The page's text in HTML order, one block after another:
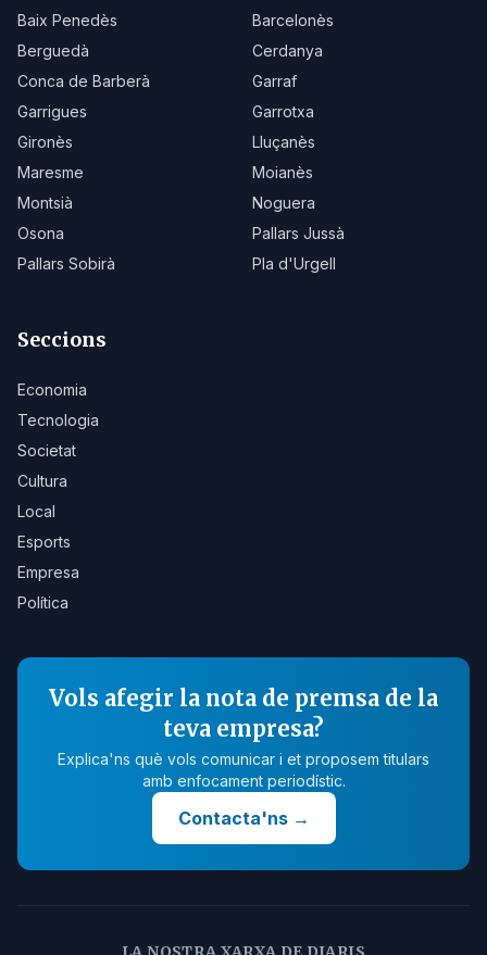
Baix Penedès
Barcelonès
Berguedà
Cerdanya
Conca de Barberà
Garraf
Garrigues
Garrotxa
Gironès
Lluçanès
Maresme
Moianès
Montsià
Noguera
Osona
Pallars Jussà
Pallars Sobirà
Pla d'Urgell
Seccions
Economia
Tecnologia
Societat
Cultura
Local
Esports
Empresa
Política
Vols afegir la nota de premsa de la
teva empresa?
Explica'ns què vols comunicar i et proposem titulars
amb enfocament periodístic.
Contacta'ns→